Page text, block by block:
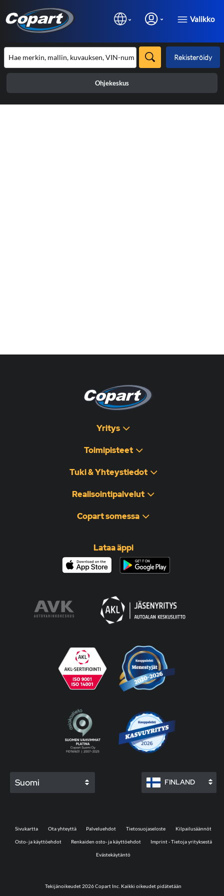
Valikko
Rekisteröidy
Ohjekeskus
Yritys
Toimipisteet
Tuki & Yhteystiedot
Realisointipalvelut
Copart somessa
Lataa äppi
Suomi FINLAND
Tekijänoikeudet 2026 Copart Inc. Kaikki oikeudet pidätetään
Sivukartta Ota yhteyttä Palveluehdot Tietosuojaseloste Kilpailusäännöt
Osto- ja käyttöehdot Renkaiden osto- ja käyttöehdot Imprint - Tietoja yrityksestä
Evästekäytäntö